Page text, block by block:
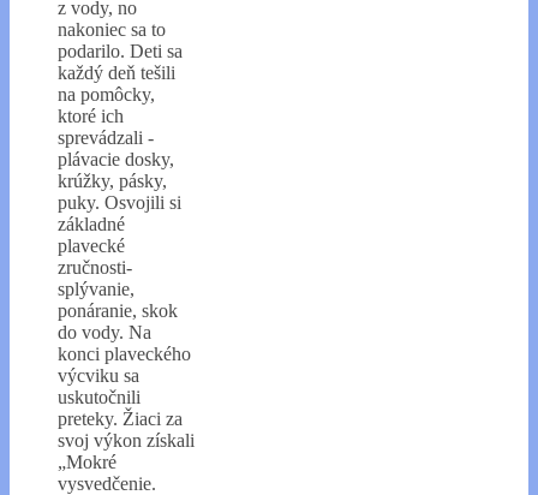
z vody, no
nakoniec sa to
podarilo. Deti sa
každý deň tešili
na pomôcky,
ktoré ich
sprevádzali -
plávacie dosky,
krúžky, pásky,
puky. Osvojili si
základné
plavecké
zručnosti-
splývanie,
ponáranie, skok
do vody. Na
konci plaveckého
výcviku sa
uskutočnili
preteky. Žiaci za
svoj výkon získali
„Mokré
vysvedčenie.